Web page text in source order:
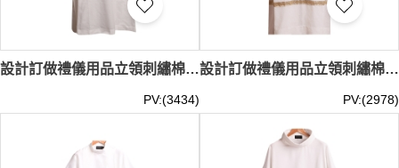
設計訂做禮儀用品立領刺繡棉麻裝表演服裝 度身訂做工作復古麻衣大舞台 SKPT073
PV:(3434)
設計訂做禮儀用品立領刺繡棉麻裝表演服裝 度身訂做工作復古麻衣大白衣長袍演出舞台 SKPT072
PV:(2978)